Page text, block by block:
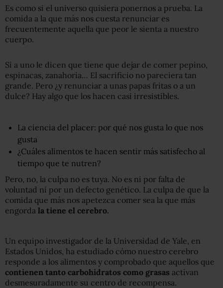
Es como si el universo quisiera ponernos a prueba. La
comida a la que más nos cuesta renunciar es
frecuentemente aquella que peor le sienta a nuestro
cuerpo.
Si a uno le dicen que tiene que dejar de comer pepino,
espinacas, zanahoria… El sacrificio no pareciera tan
grande. Pero ¿y renunciar a unas papas fritas o a un
dulce? Hay algo que los hacen casi irresistibles.
La ciencia del placer: por qué nos gusta lo que nos
gusta
¿Cuáles alimentos te hacen sentir más satisfecho al
tiempo que te nutren?
Pero, no, la culpa no es tuya. No es ni por falta de
voluntad ni por un defecto genético. La culpa de que la
comida que más nos apetezca comer sea la que más
engorda la tiene el cerebro.
Un equipo investigador de la Universidad de Yale, en
Estados Unidos, ha estudiado cómo nuestro cerebro
responde a los alimentos y comprobado que aquellos que
contienen tanto carbohidratos como grasas activan
desmesuradamente su centro de recompensa.